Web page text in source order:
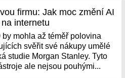
firmu: Jak moc změní AI
internetu
by mohla až téměř polovina
svěřit své nákupy umělé
studie Morgan Stanley. Tyto
ale nejsou pouhými...